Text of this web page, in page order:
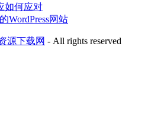
如何应对
WordPress网站
源下载网 - All rights reserved